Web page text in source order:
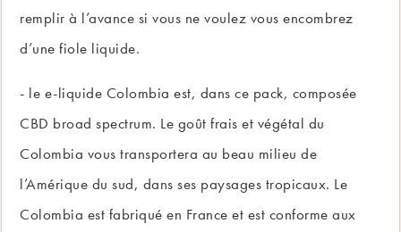
remplir à l’avance si vous ne voulez vous encombrez
d’une fiole liquide.
- le e-liquide Colombia est, dans ce pack, composée
CBD broad spectrum. Le goût frais et végétal du
Colombia vous transportera au beau milieu de
l’Amérique du sud, dans ses paysages tropicaux. Le
Colombia est fabriqué en France et est conforme aux